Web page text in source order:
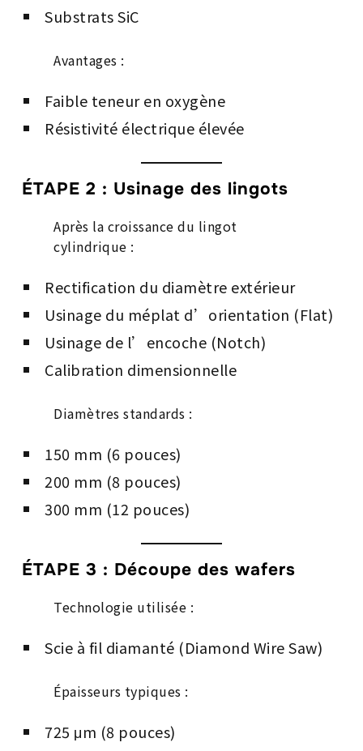
Substrats SiC
Avantages :
Faible teneur en oxygène
Résistivité électrique élevée
ÉTAPE 2 : Usinage des lingots
Après la croissance du lingot
cylindrique :
Rectification du diamètre extérieur
Usinage du méplat d’orientation (Flat)
Usinage de l’encoche (Notch)
Calibration dimensionnelle
Diamètres standards :
150 mm (6 pouces)
200 mm (8 pouces)
300 mm (12 pouces)
ÉTAPE 3 : Découpe des wafers
Technologie utilisée :
Scie à fil diamanté (Diamond Wire Saw)
Épaisseurs typiques :
725 μm (8 pouces)